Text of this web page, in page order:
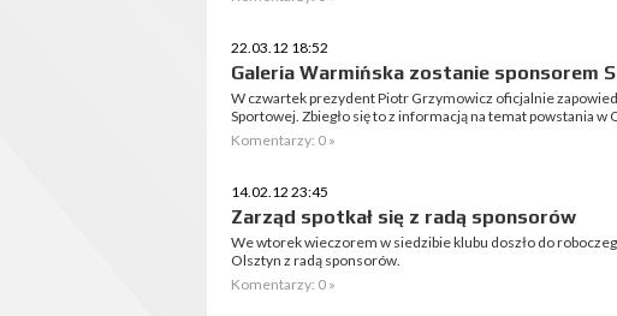
22.03.12 18:52
Galeria Warmińska zostanie sponsorem
W czwartek prezydent Piotr Grzymowicz oficjalnie
Sportowej. Zbiegło się to z informacją na temat powstania
Komentarzy: 0 »
14.02.12 23:45
Zarząd spotkał się z radą sponsorów
We wtorek wieczorem w siedzibie klubu doszło do
Olsztyn z radą sponsorów.
Komentarzy: 0 »